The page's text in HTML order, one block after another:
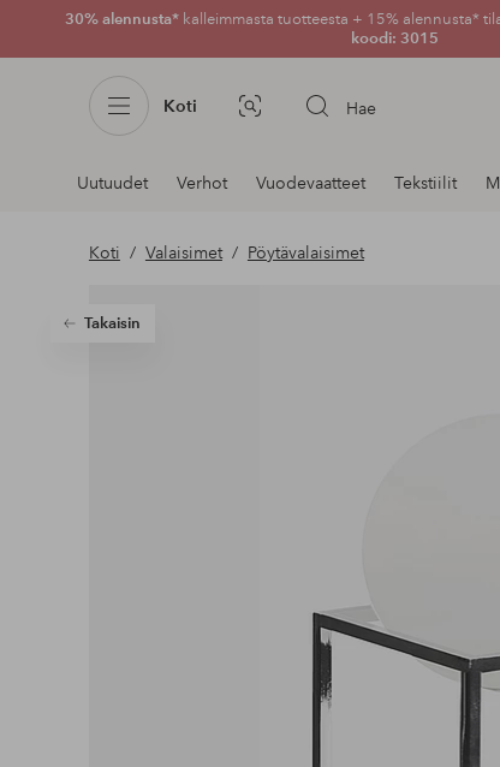
30% alennusta* kalleimmasta tuotteesta + 15% alennusta*
koodi: 3015
Koti Kuvahaku Hae
Navigointi
osastoilla
Uutuudet Verhot Vuodevaatteet Tekstiilit
Koti Valaisimet Pöytävalaisimet
Takaisin